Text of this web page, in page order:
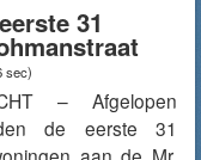
31
sec)
– Afgelopen
de eerste 31